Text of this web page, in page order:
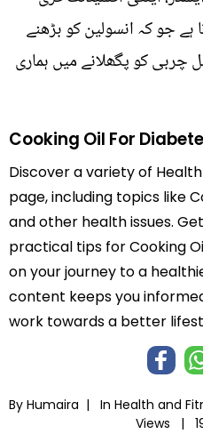
ہے جو کہ انسولین کو بڑھنے
کو پگھلانے میں ہماری
Cooking Oil For
Discover a variety of
page, including topics like
and other health issues.
practical tips for Cooking
on your journey to a
content keeps you
work towards a better
By Humaira | In Health and
Views |